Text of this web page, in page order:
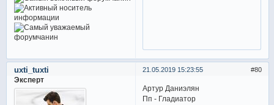
80
21.05.2019 15:23:55
uxti_tuxti
Эксперт
Артур Даниэлян
Пп - Гладиатор